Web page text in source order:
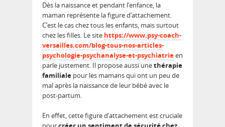
Dès la naissance et pendant l’enfance, la
maman représente la figure d’attachement.
C’est le cas chez tous les enfants, mais surtout
chez les filles. Le site https://www.psy-coach-
versailles.com/blog-tous-nos-articles-
psychologie-psychanalyse-et-psychiatrieen
parle justement. Il propose aussi unethérapie
familiale pour les mamans qui ont un peu de
mal après la naissance de leur bébé avec le
post-partum.
En effet, cette figure d’attachement est cruciale